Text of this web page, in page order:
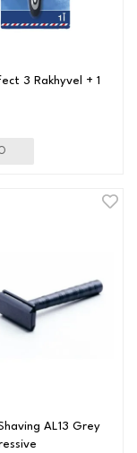
3 Rakhyvel + 1
AL13 Grey